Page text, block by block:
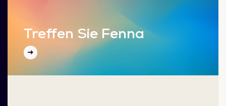
Treffen Sie Fenna